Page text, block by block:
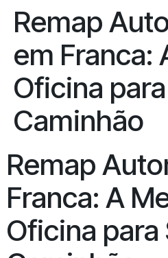
Remap
em Franca:
Oficina
Caminhão
Remap
Franca: A
Oficina para